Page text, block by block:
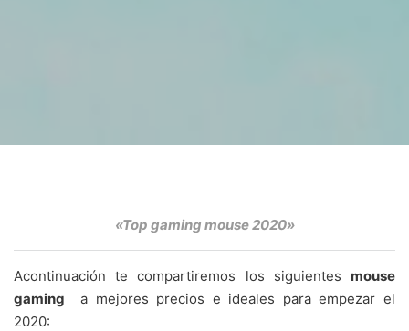
«Top gaming mouse 2020»
Acontinuación te compartiremos los siguientes mouse
gaming a mejores precios e ideales para empezar el
2020: